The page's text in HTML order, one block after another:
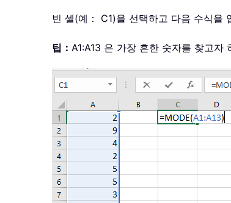
빈 셀(예： C1)을 선택하고 다음 수식을
팁： A1:A13 은 가장 흔한 숫자를 찾고자